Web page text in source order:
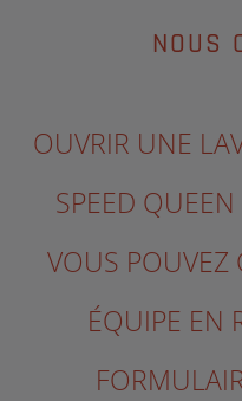
NOUS
OUVRIR UNE
SPEED
VOUS POUVEZ
ÉQUIPE EN